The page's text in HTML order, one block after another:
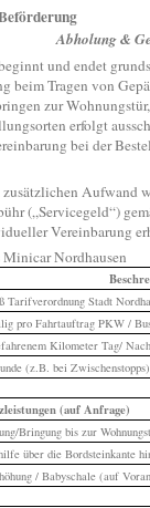
Abholung &
und endet
beim Tragen von
zur
erfolgt
bei der
zusätzlichen Aufwand
(„Servicegeld“)
Vereinbarung
Minicar Nordhausen
Tarifverordnung Stadt
pro Fahrtauftrag PKW /
Kilometer Tag/
(z.B. bei
(auf Anfrage)
Bringung bis zur
über die Bordsteinkante
/ Babyschale (auf